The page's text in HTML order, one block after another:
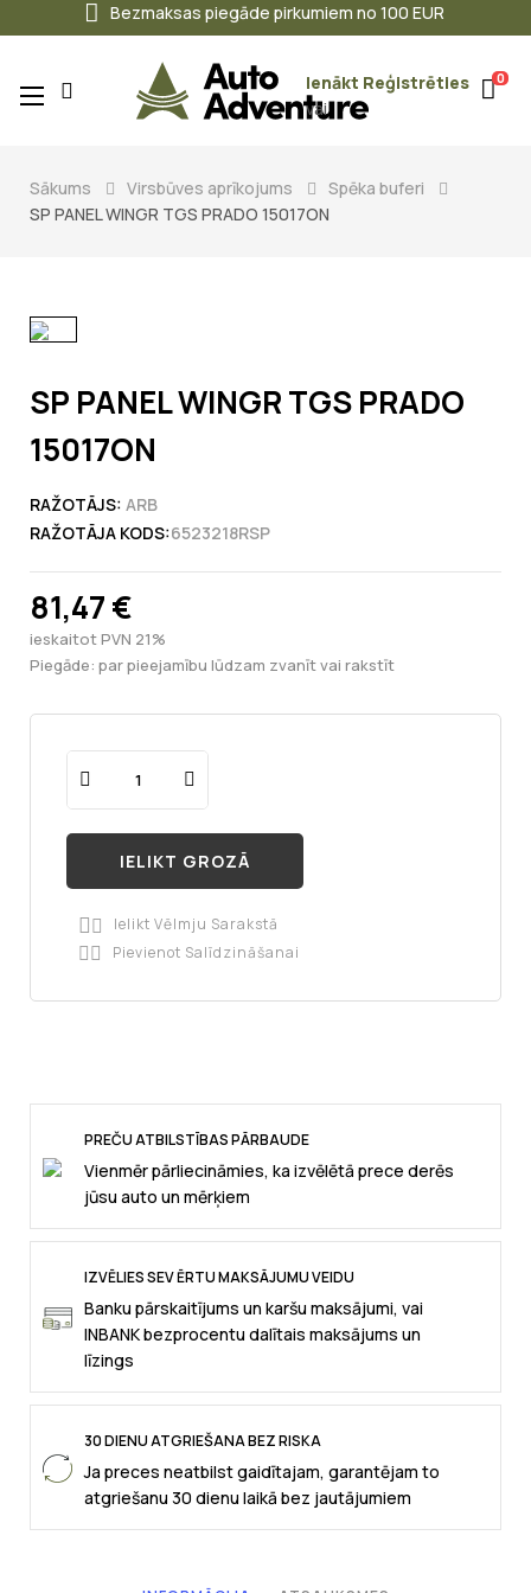
Bezmaksas piegāde pirkumiem no 100 EUR
Ienākt
vai
Reģistrēties 0
Toggle
navigation
☰
Sākums Virsbūves aprīkojums
Spēka buferi
SP PANEL WINGR TGS PRADO 15017ON
SP PANEL WINGR TGS PRADO
15017ON
RAŽOTĀJS: ARB
RAŽOTĀJA KODS:6523218RSP
81,47 €
ieskaitot PVN 21%
Piegāde: par pieejamību lūdzam zvanīt vai rakstīt
IELIKT GROZĀ

Ielikt Vēlmju Sarakstā

Pievienot Salīdzināšanai
PREČU ATBILSTĪBAS PĀRBAUDE
Vienmēr pārliecināmies, ka izvēlētā prece derēs
jūsu auto un mērķiem
IZVĒLIES SEV ĒRTU MAKSĀJUMU VEIDU
Banku pārskaitījums un karšu maksājumi, vai
INBANK bezprocentu dalītais maksājums un
līzings
30 DIENU ATGRIEŠANA BEZ RISKA
Ja preces neatbilst gaidītajam, garantējam to
atgriešanu 30 dienu laikā bez jautājumiem